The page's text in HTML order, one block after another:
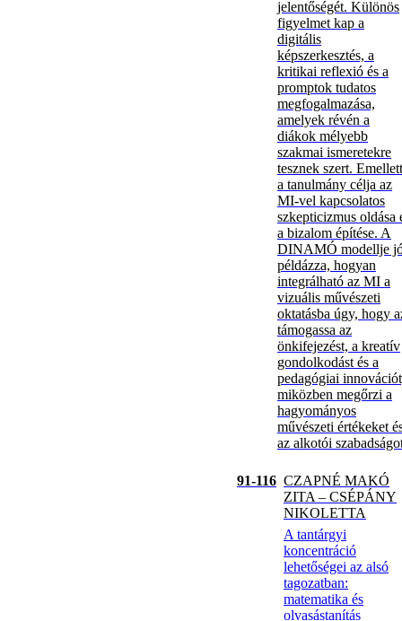
jelentőségét. Különös
figyelmet kap a
digitális
képszerkesztés, a
kritikai reflexió és a
promptok tudatos
megfogalmazása,
amelyek révén a
diákok mélyebb
szakmai ismeretekre
tesznek szert. Emellett
a tanulmány célja az
MI-vel kapcsolatos
szkepticizmus oldása
a bizalom építése. A
DINAMÓ modellje
példázza, hogyan
integrálható az MI a
vizuális művészeti
oktatásba úgy, hogy
támogassa az
önkifejezést, a kreatív
gondolkodást és a
pedagógiai
miközben megőrzi a
hagyományos
művészeti értékeket
az alkotói
91-116 CZAPNÉ MAKÓ
ZITA – CSÉPÁNY
NIKOLETTA
A tantárgyi
koncentráció
lehetőségei az alsó
tagozatban:
matematika és
olvasástanítás